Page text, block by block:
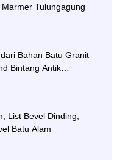
Tulungagung
Bahan Batu Granit
Bintang Antik
List Bevel Dinding,
Batu Alam